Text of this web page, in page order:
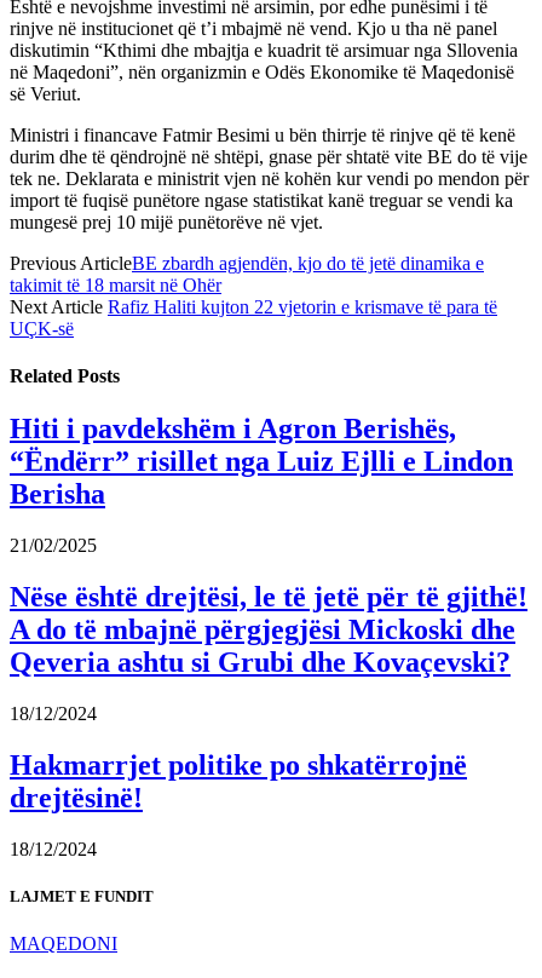
Është e nevojshme investimi në arsimin, por edhe punësimi i të
rinjve në institucionet që t’i mbajmë në vend. Kjo u tha në panel
diskutimin “Kthimi dhe mbajtja e kuadrit të arsimuar nga Sllovenia
në Maqedoni”, nën organizmin e Odës Ekonomike të Maqedonisë
së Veriut.
Ministri i financave Fatmir Besimi u bën thirrje të rinjve që të kenë
durim dhe të qëndrojnë në shtëpi, gnase për shtatë vite BE do të vije
tek ne. Deklarata e ministrit vjen në kohën kur vendi po mendon për
import të fuqisë punëtore ngase statistikat kanë treguar se vendi ka
mungesë prej 10 mijë punëtorëve në vjet.
Previous ArticleBE zbardh agjendën, kjo do të jetë dinamika e
takimit të 18 marsit në Ohër
Next Article Rafiz Haliti kujton 22 vjetorin e krismave të para të
UÇK-së
Related Posts
Hiti i pavdekshëm i Agron Berishës,
“Ëndërr” risillet nga Luiz Ejlli e Lindon
Berisha
21/02/2025
Nëse është drejtësi, le të jetë për të gjithë!
A do të mbajnë përgjegjësi Mickoski dhe
Qeveria ashtu si Grubi dhe Kovaçevski?
18/12/2024
Hakmarrjet politike po shkatërrojnë
drejtësinë!
18/12/2024
LAJMET E FUNDIT
MAQEDONI